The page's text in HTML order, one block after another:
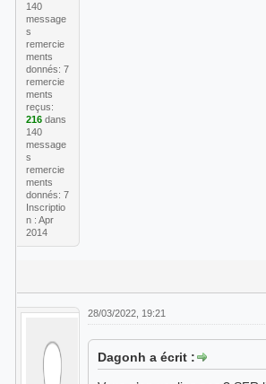
140
message
s
remercie
ments
donnés: 7
remercie
ments
reçus:
216dans
140
message
s
remercie
ments
donnés: 7
Inscriptio
n : Apr
2014
28/03/2022, 19:21
Dagonh a écrit :